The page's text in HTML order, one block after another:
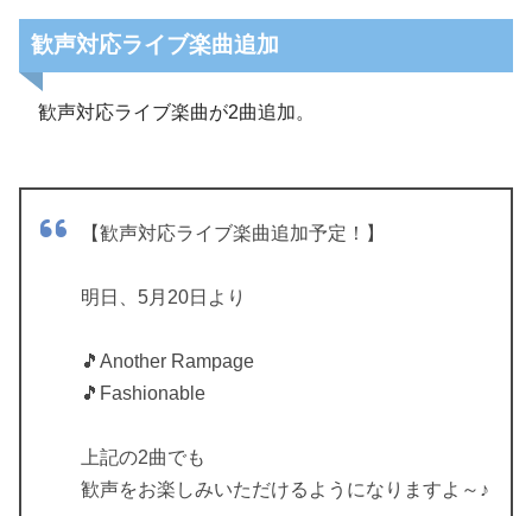
歓声対応ライブ楽曲追加
歓声対応ライブ楽曲が2曲追加。
【歓声対応ライブ楽曲追加予定！】
明日、5月20日より
🎵Another Rampage
🎵Fashionable
上記の2曲でも
歓声をお楽しみいただけるようになりますよ～♪